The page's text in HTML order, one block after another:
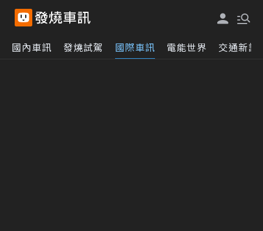
國內車訊 發燒試駕 國際車訊 電能世界 交通新訊